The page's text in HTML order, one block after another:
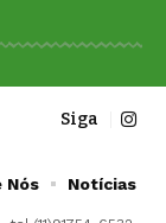
Siga
Nós Notícias